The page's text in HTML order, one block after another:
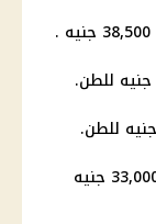
استقر سعر حديد العشري اليوم عند حوالي 33,000 جنيه